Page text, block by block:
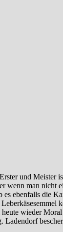
und Meister
wenn man nicht
ebenfalls die
wieder